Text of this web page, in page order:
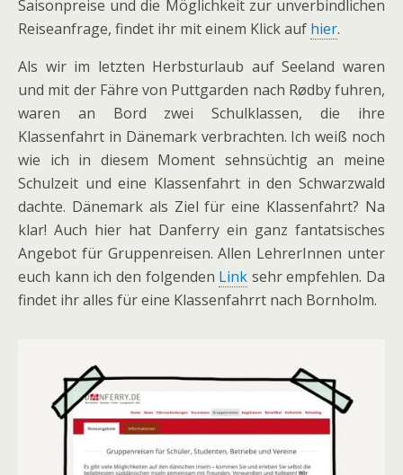
Saisonpreise und die Möglichkeit zur unverbindlichen
Reiseanfrage, findet ihr mit einem Klick auf hier.
Als wir im letzten Herbsturlaub auf Seeland waren
und mit der Fähre von Puttgarden nach Rødbyfuhren,
waren an Bord zwei Schulklassen, die ihre
Klassenfahrt in Dänemark verbrachten. Ich weiß noch
wie ich in diesem Moment sehnsüchtig an meine
Schulzeit und eine Klassenfahrt in den Schwarzwald
dachte. Dänemark als Ziel für eine Klassenfahrt? Na
klar! Auch hier hat Danferry ein ganz fantatsisches
Angebot für Gruppenreisen. Allen LehrerInnen unter
euch kann ich den folgenden Link sehr empfehlen. Da
findet ihr alles für eine Klassenfahrrt nach Bornholm.